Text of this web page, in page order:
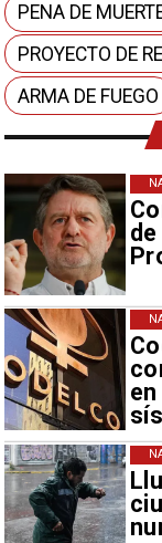
PENA DE
PROYECTO DE
ARMA DE FUEGO